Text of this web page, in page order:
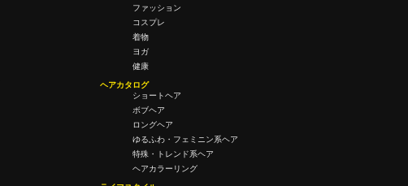
ファッション
コスプレ
着物
ヨガ
健康
ヘアカタログ
ショートヘア
ボブヘア
ロングヘア
ゆるふわ・フェミニン系ヘア
特殊・トレンド系ヘア
ヘアカラーリング